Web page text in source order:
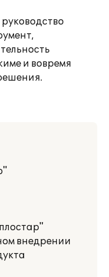
и вовремя
внедрении